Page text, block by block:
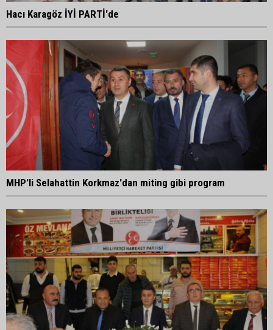
Hacı Karagöz İYİ PARTİ'de
MHP'li Selahattin Korkmaz'dan miting gibi program